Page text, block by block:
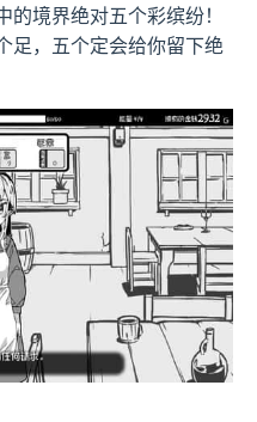
境界绝对五个彩缤纷！
足，五个定会给你留下绝